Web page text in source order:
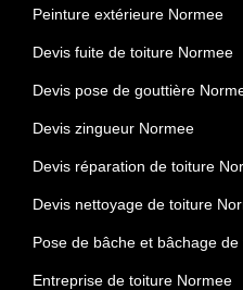
Peinture extérieure Normee
Devis fuite de toiture Normee
Devis pose de gouttière
Devis zingueur Normee
Devis réparation de toiture
Devis nettoyage de toiture
Pose de bâche et bâchage
Entreprise de toiture Normee